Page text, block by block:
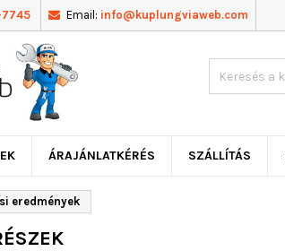
Email: info@kuplungviaweb.com
ÁRAJÁNLATKÉRÉS SZÁLLÍTÁS
eredmények